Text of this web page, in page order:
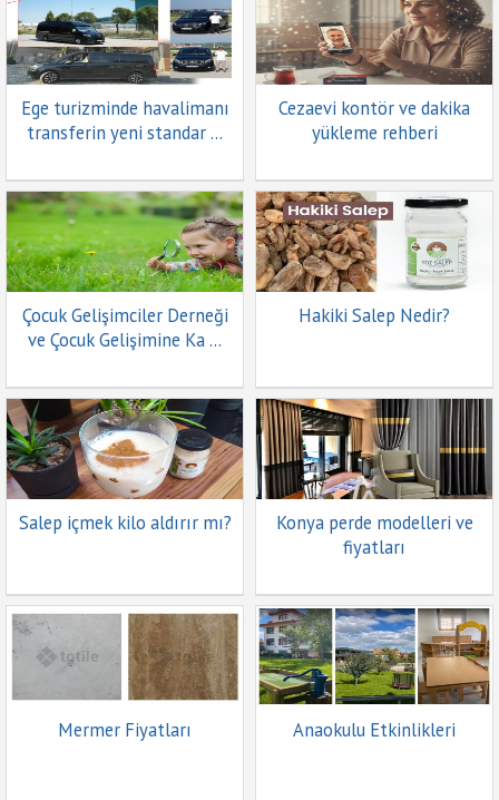
Ege turizminde havalimanı
transferin yeni standar ...
Cezaevi kontör ve dakika
yükleme rehberi
Çocuk Gelişimciler Derneği
ve Çocuk Gelişimine Ka ...
Hakiki Salep Nedir?
Salep içmek kilo aldırır mı?
Konya perde modelleri ve
fiyatları
Mermer Fiyatları Anaokulu Etkinlikleri